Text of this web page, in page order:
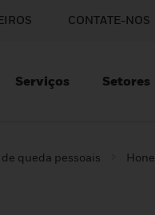
CONTATE-NOS
Serviços Setores
queda pessoais